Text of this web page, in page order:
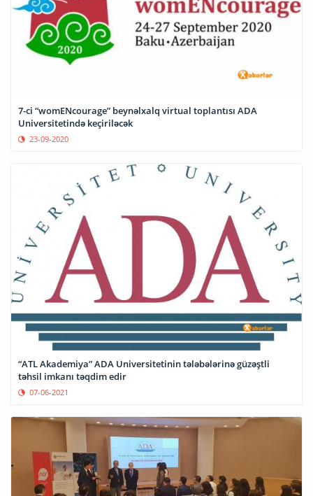
7-ci “womENcourage” beynəlxalq virtual toplantısı ADA
Universitetində keçiriləcək
23-09-2020
“ATL Akademiya” ADA Universitetinin tələbələrinə güzəştli
təhsil imkanı təqdim edir
07-06-2021